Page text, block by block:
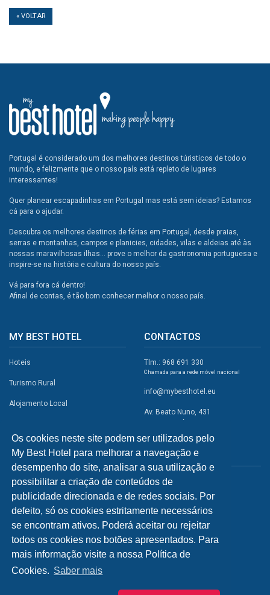
Os cookies neste site podem ser utilizados pelo
My Best Hotel para melhorar a navegação e
desempenho do site, analisar a sua utilização e
possibilitar a criação de conteúdos de
publicidade direcionada e de redes sociais. Por
defeito, só os cookies estritamente necessários
se encontram ativos. Poderá aceitar ou rejeitar
todos os cookies nos botões apresentados. Para
mais informação visite a nossa Política de
Cookies. Saber mais
« VOLTAR
Portugal é considerado um dos melhores destinos túristicos de todo o
mundo, e felizmente que o nosso país está repleto de lugares
interessantes!
Quer planear escapadinhas em Portugal mas está sem ideias? Estamos
cá para o ajudar.
Descubra os melhores destinos de férias em Portugal, desde praias,
serras e montanhas, campos e planicies, cidades, vilas e aldeias até às
nossas maravilhosas ilhas... prove o melhor da gastronomia portuguesa e
inspire-se na história e cultura do nosso país.
Vá para fora cá dentro!
Afinal de contas, é tão bom conhecer melhor o nosso país.
MY BEST HOTEL
Hoteis
Turismo Rural
Alojamento Local
Campismo
Atividades
Restaurantes
A Visitar
INFORMAÇÕES
Política de Privacidade
CONTACTOS
Tlm.: 968 691 330
Chamada para a rede móvel nacional
info@mybesthotel.eu
Av. Beato Nuno, 431
2495-401 Fátima
REDES SOCIAIS